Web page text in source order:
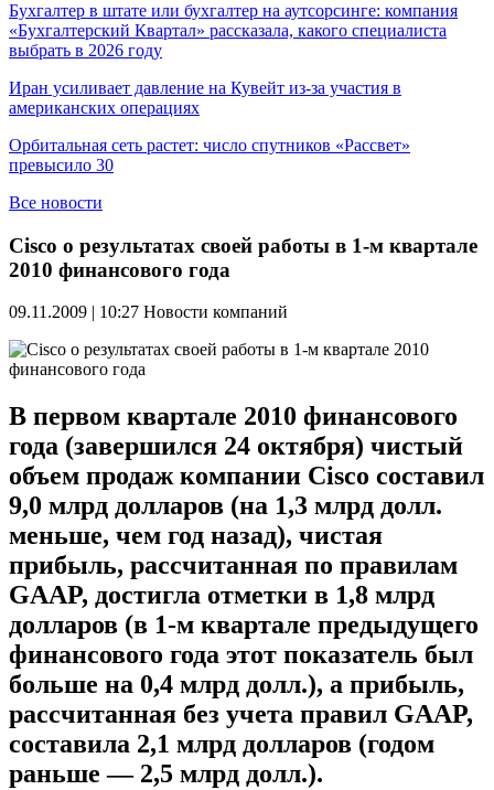
Бухгалтер в штате или бухгалтер на аутсорсинге: компания
«Бухгалтерский Квартал» рассказала, какого специалиста
выбрать в 2026 году
Иран усиливает давление на Кувейт из-за участия в
американских операциях
Орбитальная сеть растет: число спутников «Рассвет»
превысило 30
Все новости
Cisco о результатах своей работы в 1-м квартале
2010 финансового года
09.11.2009 | 10:27 Новости компаний
В первом квартале 2010 финансового
года (завершился 24 октября) чистый
объем продаж компании Cisco составил
9,0 млрд долларов (на 1,3 млрд долл.
меньше, чем год назад), чистая
прибыль, рассчитанная по правилам
GAAP, достигла отметки в 1,8 млрд
долларов (в 1-м квартале предыдущего
финансового года этот показатель был
больше на 0,4 млрд долл.), а прибыль,
рассчитанная без учета правил GAAP,
составила 2,1 млрд долларов (годом
раньше — 2,5 млрд долл.).